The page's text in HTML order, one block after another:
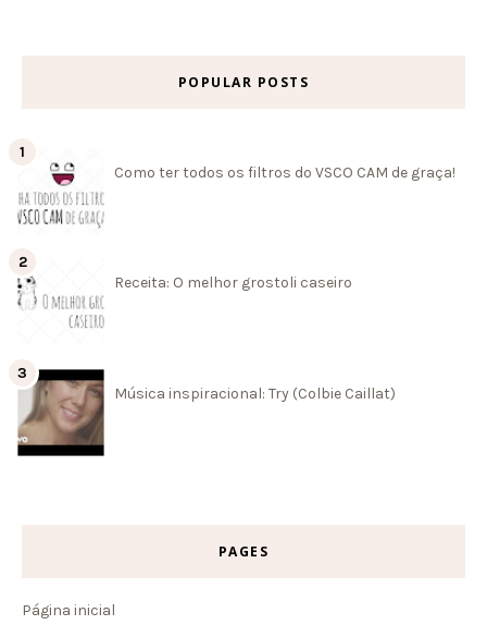
POPULAR POSTS
Como ter todos os filtros do VSCO CAM de graça!
Receita: O melhor grostoli caseiro
Música inspiracional: Try (Colbie Caillat)
PAGES
Página inicial